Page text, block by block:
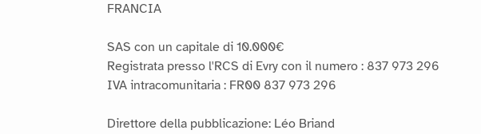
FRANCIA
SAS con un capitale di 10.000€
Registrata presso l'RCS di Evry con il numero : 837 973 296
IVA intracomunitaria : FR00 837 973 296
Direttore della pubblicazione: Léo Briand